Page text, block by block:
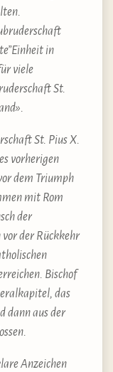
in
viele
St.
St. Pius X.
vorherigen
dem Triumph
mit Rom
der
der Rückkehr
Bischof
das
dann aus der
Anzeichen